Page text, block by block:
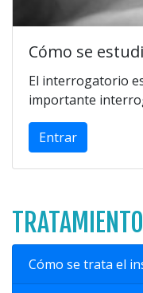
Cómo se
El interrogatorio
importante
Entrar
Cómo se trata el